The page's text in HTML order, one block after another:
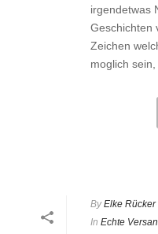
irgendetwas
Geschichten
Zeichen
moglich
By Elke Rücker
In Echte